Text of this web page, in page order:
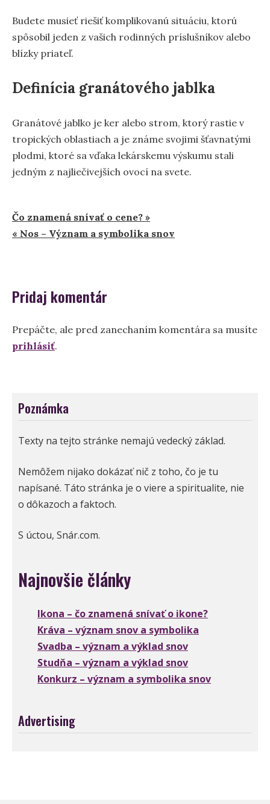
Budete musieť riešiť komplikovanú situáciu, ktorú
spôsobil jeden z vašich rodinných príslušníkov alebo
blízky priateľ.
Definícia granátového jablka
Granátové jablko je ker alebo strom, ktorý rastie v
tropických oblastiach a je známe svojimi šťavnatými
plodmi, ktoré sa vďaka lekárskemu výskumu stali
jedným z najliečivejších ovocí na svete.
Navigácia
v
Čo znamená snívať o cene? »
« Nos – Význam a symbolika snov
Pridaj komentár
Prepáčte, ale pred zanechaním komentára sa musíte
prihlásiť.
Poznámka
Texty na tejto stránke nemajú vedecký základ.
Nemôžem nijako dokázať nič z toho, čo je tu
napísané. Táto stránka je o viere a spiritualite, nie
o dôkazoch a faktoch.
S úctou, Snár.com.
Najnovšie články
Ikona – čo znamená snívať o ikone?
Kráva – význam snov a symbolika
Svadba – význam a výklad snov
Studňa – význam a výklad snov
Konkurz – význam a symbolika snov
Advertising